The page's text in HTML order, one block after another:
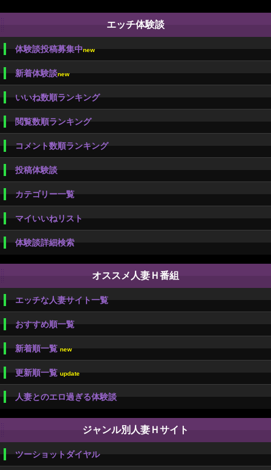
エッチ体験談
体験談投稿募集中new
新着体験談new
いいね数順ランキング
閲覧数順ランキング
コメント数順ランキング
投稿体験談
カテゴリー一覧
マイいいねリスト
体験談詳細検索
オススメ人妻Ｈ番組
エッチな人妻サイト一覧
おすすめ順一覧
新着順一覧 new
更新順一覧 update
人妻とのエロ過ぎる体験談
ジャンル別人妻Ｈサイト
ツーショットダイヤル